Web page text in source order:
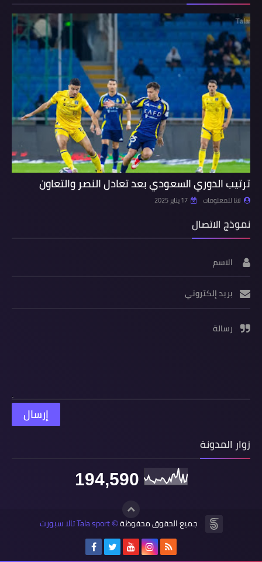
ترتيب الدوري السعودي بعد تعادل النصر والتعاون
لانا للمعلومات 17 يناير 2025
نموذج الاتصال
الاسم
بريد إلكتروني
رسالة
زوار المدونة
194,590
جميع الحقوق محفوظة © Tala sport تالا سبورت